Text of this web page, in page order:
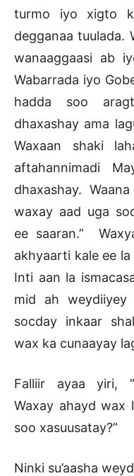
turmo iyo xigto
degganaa tuulada.
wanaaggaasi ab
Wabarrada iyo
hadda soo
dhaxashay ama
Waxaan shaki
aftahannimadi
dhaxashay.
waxay aad uga
ee saaran.”
akhyaarti kale ee
Inti aan la
mid ah
socday inkaar
wax ka cunaayay
Falliir ayaa yiri,
Waxay ahayd wax
soo xasuusatay?”
Ninki su’aasha